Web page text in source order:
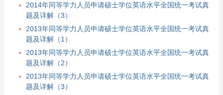
2014年同等学力人员申请硕士学位英语水平全国统一考试真
题及详解（3）
2013年同等学力人员申请硕士学位英语水平全国统一考试真
题及详解（1）
2013年同等学力人员申请硕士学位英语水平全国统一考试真
题及详解（2）
2013年同等学力人员申请硕士学位英语水平全国统一考试真
题及详解（3）